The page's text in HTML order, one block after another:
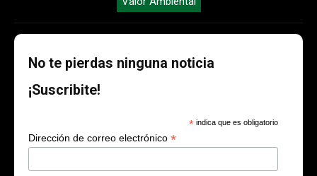
No te pierdas ninguna noticia
¡Suscribite!
* indica que es obligatorio
Dirección de correo electrónico *